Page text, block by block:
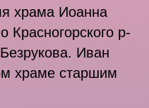
храма Иоанна
Красногорского р-
Иван
храме старшим